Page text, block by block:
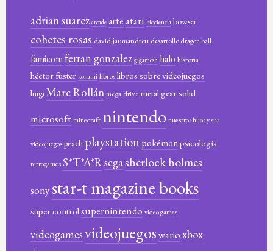
adrian suarez arcade arteatari biociencia bowser
cohetes rosas david jaumandreu desarrollodragon ball
famicomferran gonzalez gigamesh halo historia
héctor fuster konami libroslibros sobre videojuegos
luigiMarc Rollánmega drive metal gear solid
microsoftminecraft nintendonuestros hijos y sus
videojuegospeach playstation pokémonpsicología
retrogamesS*T*A*Rsegasherlock holmes
sonystar-t magazine books
super control supernintendo video games
videogamesvideojuegoswarioxbox